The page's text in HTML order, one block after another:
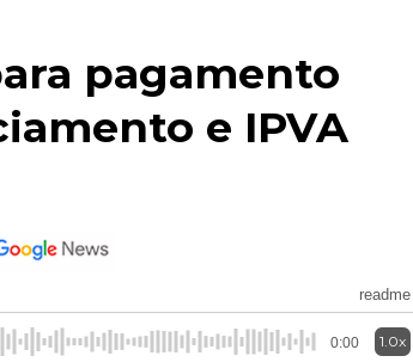
pagamento
e IPVA
readme
0:00 1.0x